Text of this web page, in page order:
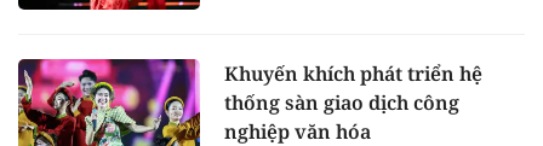
Khuyến khích phát triển hệ
thống sàn giao dịch công
nghiệp văn hóa